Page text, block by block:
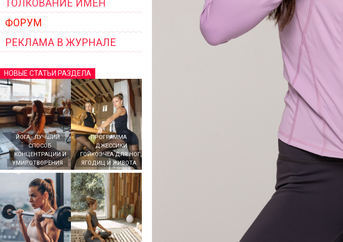
ТОЛКОВАНИЕ ИМЕН
ФОРУМ
РЕКЛАМА В ЖУРНАЛЕ
НОВЫЕ СТАТЬИ РАЗДЕЛА
ЙОГА - ЛУЧШИЙ
СПОСОБ
КОНЦЕНТРАЦИИ И
УМИРОТВОРЕНИЯ
ПРОГРАММА
ДЖЕССИКИ
ГОЙКОЭЧЕА ДЛЯ НОГ,
ЯГОДИЦ И ЖИВОТА